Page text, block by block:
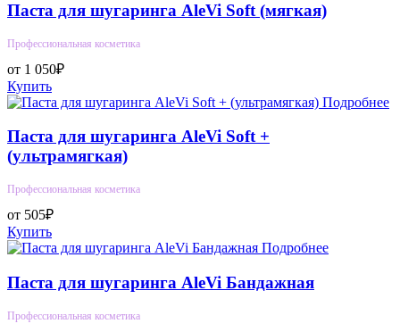
Паста для шугаринга AleVi Soft (мягкая)
Профессиональная косметика
от 1 050₽
Купить
Подробнее
Паста для шугаринга AleVi Soft +
(ультрамягкая)
Профессиональная косметика
от 505₽
Купить
Подробнее
Паста для шугаринга AleVi Бандажная
Профессиональная косметика